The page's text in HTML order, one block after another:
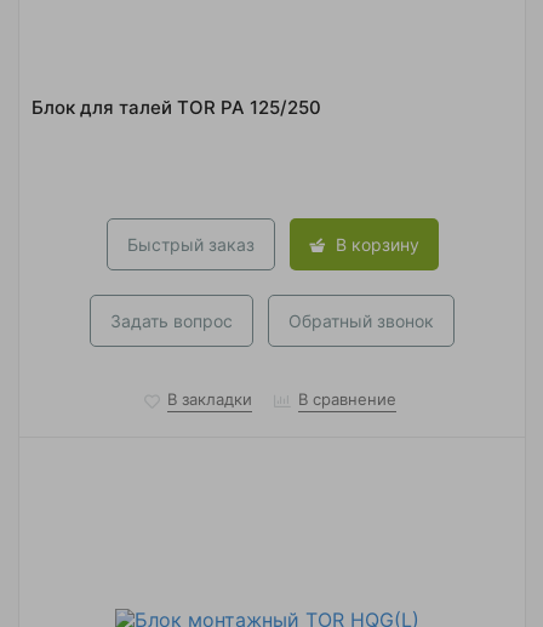
Блок для талей TOR РА 125/250
Быстрый заказ В корзину
Задать вопрос Обратный звонок
В закладки В сравнение